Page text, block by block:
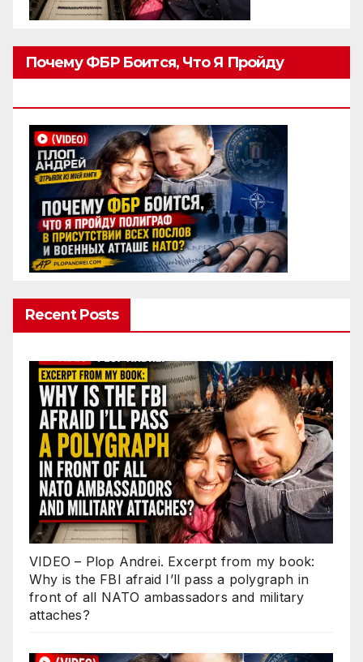
Почему ФБР Боится, Что Я Пройду
Recent Posts
VIDEO – Plop Andrei. Excerpt from my book:
Why is the FBI afraid I’ll pass a polygraph in
front of all NATO ambassadors and military
attaches?